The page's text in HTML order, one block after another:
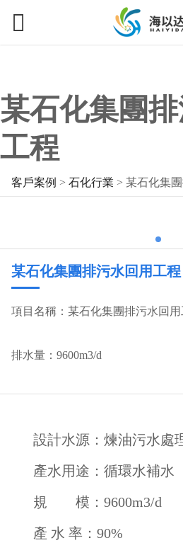
某石化集團
工程
客戶案例 > 石化行業 > 某石化集
某石化集團排污水回用工程
項目名稱：某石化集團排污水回用
排水量：9600m3/d
設計水源：煉油污水處
產水用途：循環水補水
規 模：9600m3/d
產 水 率：90%